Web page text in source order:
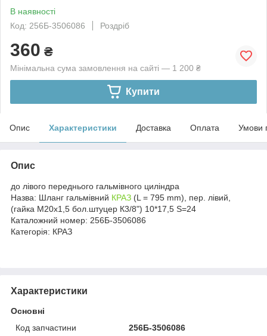
В наявності
Код: 256Б-3506086
Роздріб
360 ₴
Мінімальна сума замовлення на сайті — 1 200 ₴
Купити
Опис Характеристики Доставка Оплата Умови
Опис
до лівого переднього гальмівного циліндра
Назва: Шланг гальмівний КРАЗ (L = 795 mm), пер. лівий,
(гайка М20х1,5 бол.штуцер К3/8") 10*17,5 S=24
Каталожний номер: 256Б-3506086
Категорія: КРАЗ
Характеристики
Основні
Код запчастини
256Б-3506086